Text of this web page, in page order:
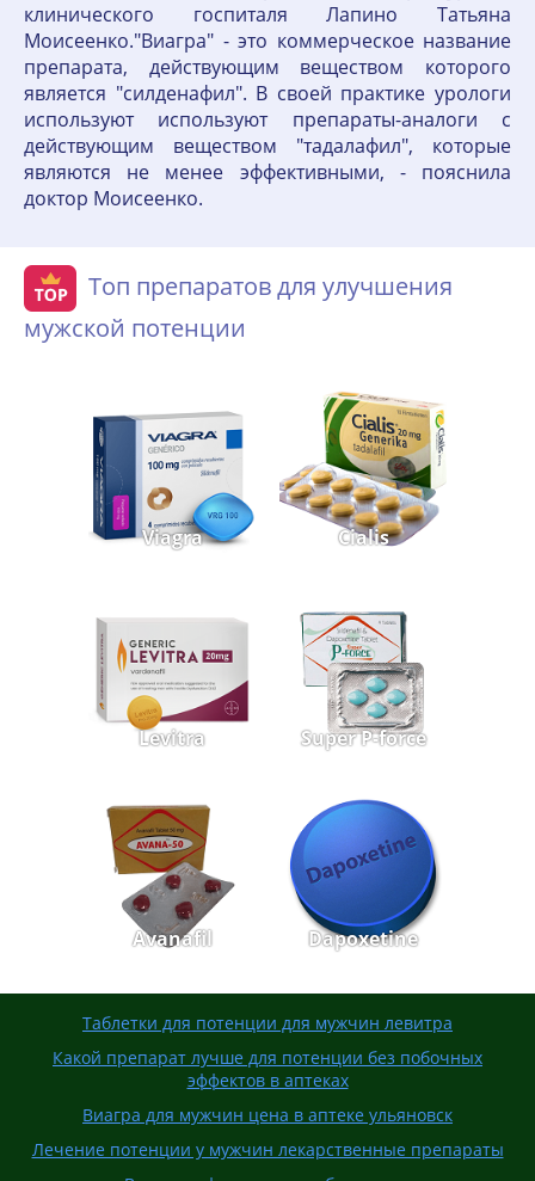
клинического госпиталя Лапино Татьяна
Моисеенко."Виагра" - это коммерческое название
препарата, действующим веществом которого
является "силденафил". В своей практике урологи
используют используют препараты-аналоги с
действующим веществом "тадалафил", которые
являются не менее эффективными, - пояснила
доктор Моисеенко.
Топ препаратов для улучшения
мужской потенции
Viagra Cialis
Levitra Super P-force
Avanafil Dapoxetine
Таблетки для потенции для мужчин левитра
Какой препарат лучше для потенции без побочных
эффектов в аптеках
Виагра для мужчин цена в аптеке ульяновск
Лечение потенции у мужчин лекарственные препараты